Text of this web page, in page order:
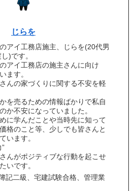
じらを
アイ工務店施主、じらを(20代男
)です。
アイ工務店の施主さんに向け
ます。
んの家づくりに関する不安を軽
を売るための情報ばかりで私自
か不安になっていました。
に学んだことや当時先に知って
格のこと等、少しでも皆さんと
います。
んがポジティブな行動を起こせ
いです。
記二級、宅建試験合格、管理業